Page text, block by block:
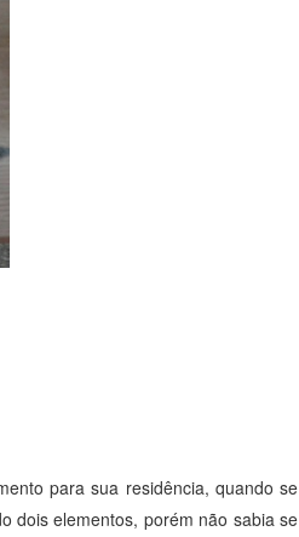
para sua residência, quando se
dois elementos, porém não sabia se